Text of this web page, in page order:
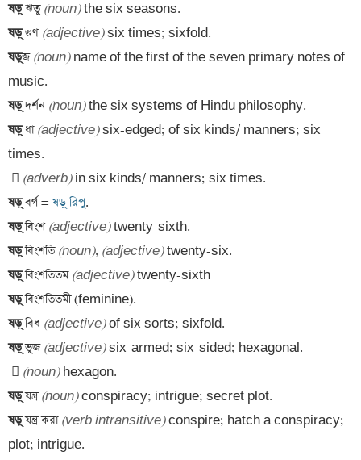
ষড়্‌ ঋতু (noun)
ষড়্‌ গুণ (adjective)
ষড়্‌জ (noun) name of the first of the seven primary notes of
ষড়্‌ দর্শন (noun)
ষড়্‌ ধা (adjective) six-edged; of six kinds/ manners; six
 (adverb)
ষড়্‌ বর্গ = ষড়্‌ রিপু
ষড়্‌ বিংশ (adjective)
ষড়্‌ বিংশতি (noun), (adjective)
ষড়্‌ বিংশতিতম (adjective)
ষড়্
ষড়্‌ বিধ (adjective)
ষড়্‌ ভুজ (adjective)
 (noun)
ষড়্‌ যন্ত্র (noun)
ষড়্‌ যন্ত্র করা (verb intransitive) conspire; hatch a conspiracy;